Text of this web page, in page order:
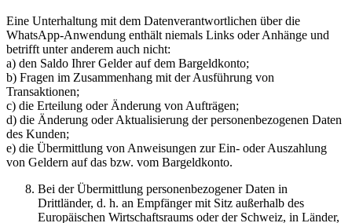
Eine Unterhaltung mit dem Datenverantwortlichen über die
WhatsApp-Anwendung enthält niemals Links oder Anhänge und
betrifft unter anderem auch nicht:
a) den Saldo Ihrer Gelder auf dem Bargeldkonto;
b) Fragen im Zusammenhang mit der Ausführung von
Transaktionen;
c) die Erteilung oder Änderung von Aufträgen;
d) die Änderung oder Aktualisierung der personenbezogenen Daten
des Kunden;
e) die Übermittlung von Anweisungen zur Ein- oder Auszahlung
von Geldern auf das bzw. vom Bargeldkonto.
Bei der Übermittlung personenbezogener Daten in
Drittländer, d. h. an Empfänger mit Sitz außerhalb des
Europäischen Wirtschaftsraums oder der Schweiz, in Länder,